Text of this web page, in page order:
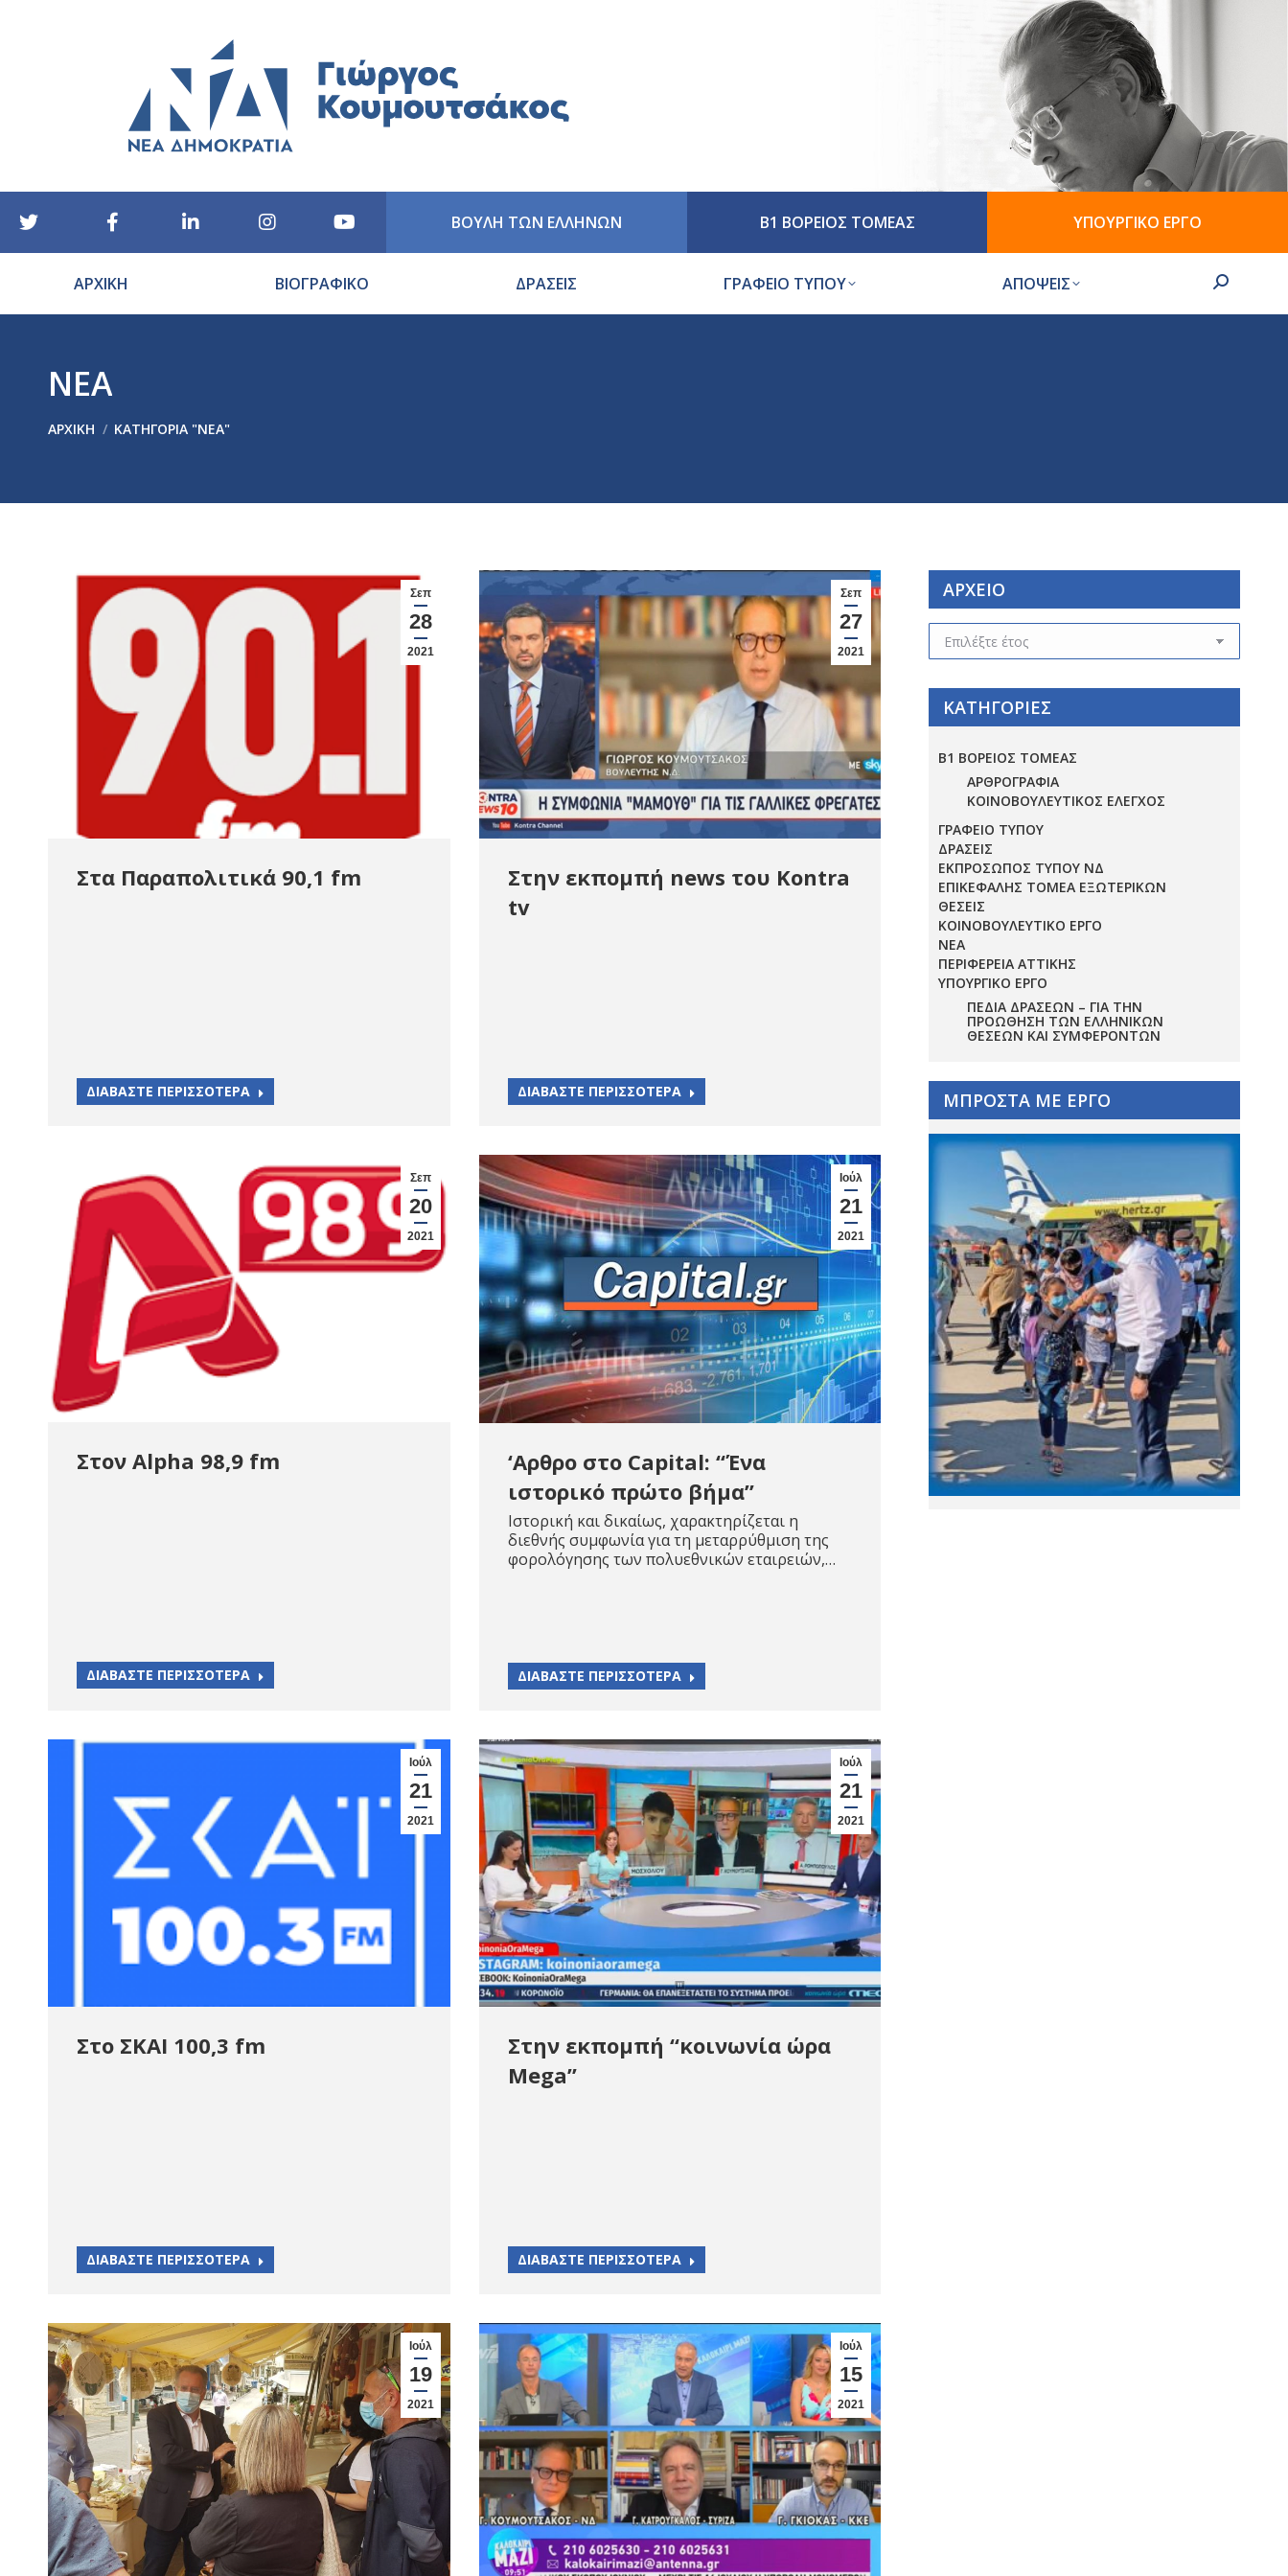
ΒΟΥΛΗ ΤΩΝ ΕΛΛΗΝΩΝ Β1 ΒΟΡΕΙΟΣ ΤΟΜΕΑΣ ΥΠΟΥΡΓΙΚΟ ΕΡΓΟ
ΑΡΧΙΚΗ ΒΙΟΓΡΑΦΙΚΟ ΔΡΑΣΕΙΣ ΓΡΑΦΕΙΟ ΤΥΠΟΥ ΑΠΟΨΕΙΣ Search:
ΝΕΑ
ΑΡΧΙΚΉ ΚΑΤΗΓΟΡΊΑ "ΝΕΑ"
Σεπ
28
2021
Στα Παραπολιτικά 90,1 fm
ΔΙΑΒΑΣΤΕ ΠΕΡΙΣΣΟΤΕΡΑ
Σεπ
27
2021
Στην εκπομπή news του Kontra
tv
ΔΙΑΒΑΣΤΕ ΠΕΡΙΣΣΟΤΕΡΑ
Σεπ
20
2021
Στον Alpha 98,9 fm
ΔΙΑΒΑΣΤΕ ΠΕΡΙΣΣΟΤΕΡΑ
Ιούλ
21
2021
‘Αρθρο στο Capital: “Ένα
ιστορικό πρώτο βήμα”
Ιστορική και δικαίως, χαρακτηρίζεται η
διεθνής συμφωνία για τη μεταρρύθμιση της
φορολόγησης των πολυεθνικών εταιρειών,…
ΔΙΑΒΑΣΤΕ ΠΕΡΙΣΣΟΤΕΡΑ
Ιούλ
21
2021
Στο ΣΚΑΙ 100,3 fm
ΔΙΑΒΑΣΤΕ ΠΕΡΙΣΣΟΤΕΡΑ
Ιούλ
21
2021
Στην εκπομπή “κοινωνία ώρα
Mega”
ΔΙΑΒΑΣΤΕ ΠΕΡΙΣΣΟΤΕΡΑ
Ιούλ
19
2021
Ιούλ
15
2021
ΑΡΧΕΙΟ
ΑΡΧΕΙΟ
ΚΑΤΗΓΟΡΙΕΣ
Β1 ΒΟΡΕΙΟΣ ΤΟΜΕΑΣ
ΑΡΘΡΟΓΡΑΦΙΑ
ΚΟΙΝΟΒΟΥΛΕΥΤΙΚΟΣ ΕΛΕΓΧΟΣ
ΓΡΑΦΕΙΟ ΤΥΠΟΥ
ΔΡΑΣΕΙΣ
ΕΚΠΡΟΣΩΠΟΣ ΤΥΠΟΥ ΝΔ
ΕΠΙΚΕΦΑΛΗΣ ΤΟΜΕΑ ΕΞΩΤΕΡΙΚΩΝ
ΘΕΣΕΙΣ
ΚΟΙΝΟΒΟΥΛΕΥΤΙΚΟ ΕΡΓΟ
ΝΕΑ
ΠΕΡΙΦΕΡΕΙΑ ΑΤΤΙΚΗΣ
ΥΠΟΥΡΓΙΚΟ ΕΡΓΟ
ΠΕΔΊΑ ΔΡΆΣΕΩΝ – ΓΙΑ ΤΗΝ
ΠΡΟΏΘΗΣΗ ΤΩΝ ΕΛΛΗΝΙΚΏΝ
ΘΈΣΕΩΝ ΚΑΙ ΣΥΜΦΕΡΌΝΤΩΝ
ΜΠΡΟΣΤΑ ΜΕ ΕΡΓΟ